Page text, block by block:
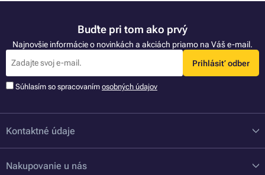
Buďte pri tom ako prvý
Najnovšie informácie o novinkách a akciách priamo na Váš e-mail.
Prihlásiť odber
Súhlasím so spracovaním osobných údajov
Kontaktné údaje
Nakupovanie u nás